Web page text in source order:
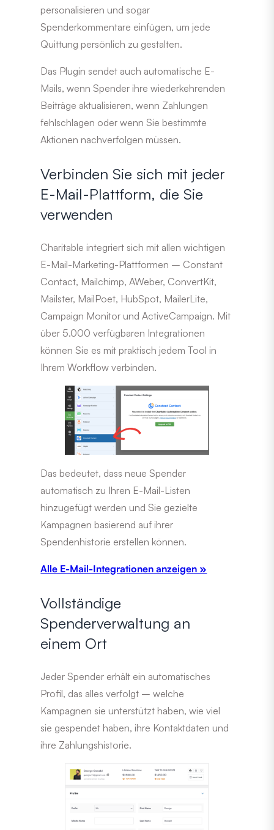
personalisieren und sogar
Spenderkommentare einfügen, um jede
Quittung persönlich zu gestalten.
Das Plugin sendet auch automatische E-
Mails, wenn Spender ihre wiederkehrenden
Beiträge aktualisieren, wenn Zahlungen
fehlschlagen oder wenn Sie bestimmte
Aktionen nachverfolgen müssen.
Verbinden Sie sich mit jeder
E-Mail-Plattform, die Sie
verwenden
Charitable integriert sich mit allen wichtigen
E-Mail-Marketing-Plattformen – Constant
Contact, Mailchimp, AWeber, ConvertKit,
Mailster, MailPoet, HubSpot, MailerLite,
Campaign Monitor und ActiveCampaign. Mit
über 5.000 verfügbaren Integrationen
können Sie es mit praktisch jedem Tool in
Ihrem Workflow verbinden.
Das bedeutet, dass neue Spender
automatisch zu Ihren E-Mail-Listen
hinzugefügt werden und Sie gezielte
Kampagnen basierend auf ihrer
Spendenhistorie erstellen können.
Alle E-Mail-Integrationen anzeigen »
Vollständige
Spenderverwaltung an
einem Ort
Jeder Spender erhält ein automatisches
Profil, das alles verfolgt – welche
Kampagnen sie unterstützt haben, wie viel
sie gespendet haben, ihre Kontaktdaten und
ihre Zahlungshistorie.